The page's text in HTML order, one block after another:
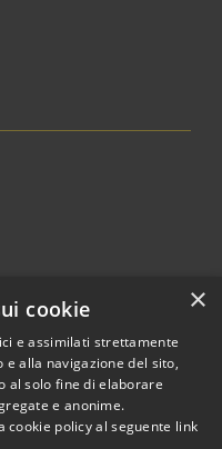
© 2026 • Comune di
Andora • Powered by
×
cookie
e assimilati strettamente
alla navigazione del sito,
al solo fine di elaborare
e anonime.
cookie policy al seguente link